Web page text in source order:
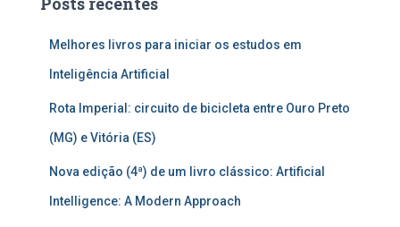
Melhores livros para iniciar os estudos em
Inteligência Artificial
Rota Imperial: circuito de bicicleta entre Ouro Preto
(MG) e Vitória (ES)
Nova edição (4ª) de um livro clássico: Artificial
Intelligence: A Modern Approach